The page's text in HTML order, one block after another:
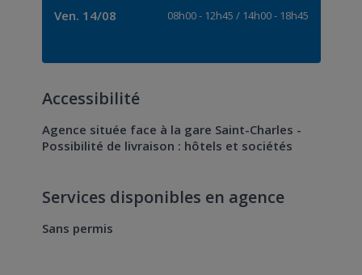
Ven. 14/08 08h00- 12h45 / 14h00- 18h45
Accessibilité
Agence située face à la gare Saint-Charles -
Possibilité de livraison : hôtels et sociétés
Services disponibles en agence
Sans permis